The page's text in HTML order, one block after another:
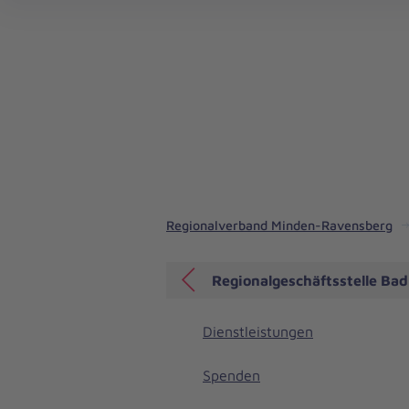
Regionalverband Minden-Ravensberg
Regionalgeschäftsstelle
Dienstleistungen
Spenden